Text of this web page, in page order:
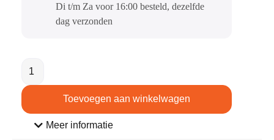
Di t/m Za voor 16:00 besteld, dezelfde
dag verzonden​
Toevoegen aan winkelwagen
Meer informatie